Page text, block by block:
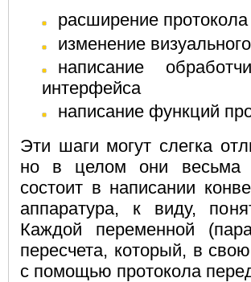
расширение
изменение
написание обработчика сообщений для визуального
интерфейса
написание функций
Эти шаги могут слегка
но в целом они весьма
состоит в написании
аппаратура, к виду,
Каждой переменной
пересчета, который, в
с помощью протокола